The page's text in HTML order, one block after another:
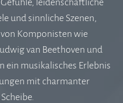
und sinnliche Szenen,
Komponisten wie
van Beethoven und
ein musikalisches Erlebnis
mit charmanter